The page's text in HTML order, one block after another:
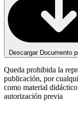
Descargar Documento
Queda prohibida la
publicación, por
como material
autorización previa